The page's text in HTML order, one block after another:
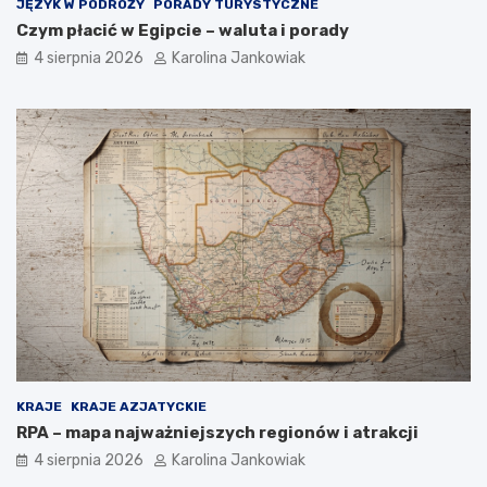
JĘZYK W PODRÓŻY PORADY TURYSTYCZNE
Czym płacić w Egipcie – waluta i porady
4 sierpnia 2026 Karolina Jankowiak
KRAJE KRAJE AZJATYCKIE
RPA – mapa najważniejszych regionów i atrakcji
4 sierpnia 2026 Karolina Jankowiak